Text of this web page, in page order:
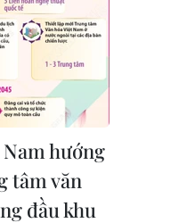
hướng
tâm văn
đầu khu